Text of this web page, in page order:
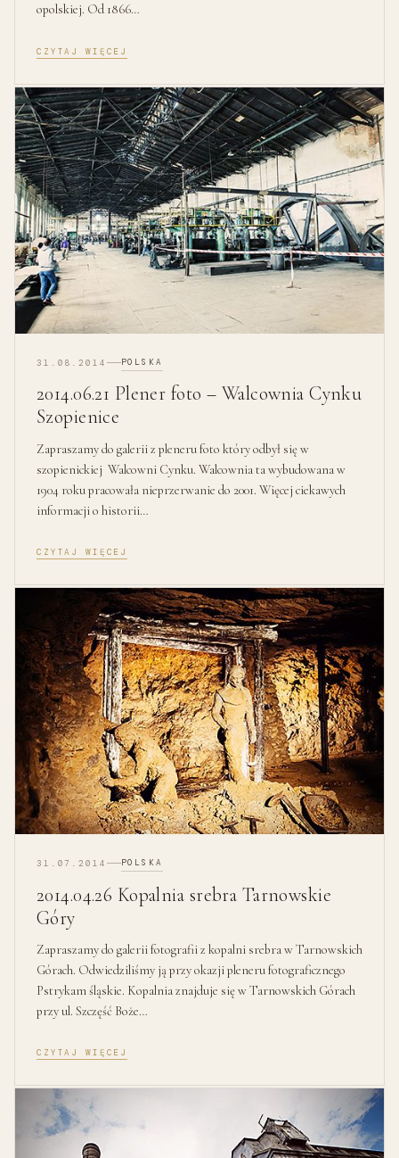
opolskiej. Od 1866…
CZYTAJ WIĘCEJ
31.08.2014 POLSKA
2014.06.21 Plener foto – Walcownia Cynku
Szopienice
Zapraszamy do galerii z pleneru foto który odbył się w
szopienickiej Walcowni Cynku. Walcownia ta wybudowana w
1904 roku pracowała nieprzerwanie do 2001. Więcej ciekawych
informacji o historii…
CZYTAJ WIĘCEJ
31.07.2014 POLSKA
2014.04.26 Kopalnia srebra Tarnowskie
Góry
Zapraszamy do galerii fotografii z kopalni srebra w Tarnowskich
Górach. Odwiedziliśmy ją przy okazji pleneru fotograficznego
Pstrykam śląskie. Kopalnia znajduje się w Tarnowskich Górach
przy ul. Szczęść Boże…
CZYTAJ WIĘCEJ